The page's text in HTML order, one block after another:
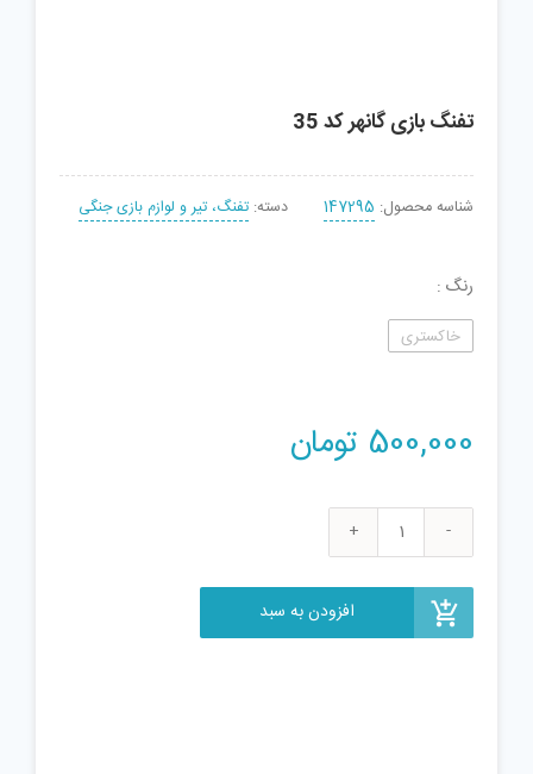
تفنگ بازی گانهر کد 35
شناسه محصول: 147295 دسته: تفنگ، تیر و لوازم بازی جنگی
رنگ
خاکستری
500,000 تومان
تفنگ
افزودن به سبد